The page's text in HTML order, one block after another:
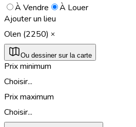
À Vendre
À Louer
Ajouter un lieu
Olen (2250)
Ou dessiner sur la carte
Prix minimum
Choisir...
Prix maximum
Choisir...